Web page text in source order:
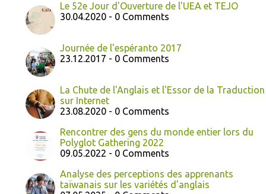
Le 52e Jour d'Ouverture de l'UEA et TEJO
30.04.2020 - 0 Comments
Journée de l'espéranto 2017
23.12.2017 - 0 Comments
La Chute de l'Anglais et l'Essor de la Traduction
sur Internet
23.08.2020 - 0 Comments
Rencontrer des gens du monde entier lors du
Polyglot Gathering 2022
09.05.2022 - 0 Comments
Analyse des perceptions des apprenants
taïwanais sur les variétés d'anglais